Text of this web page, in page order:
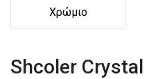
Χρώμιο
Shcoler Crystal